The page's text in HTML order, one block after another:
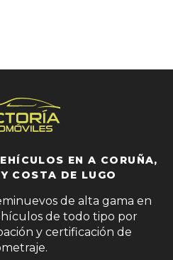
EN A CORUÑA,
COSTA DE LUGO
de alta gama en
de todo tipo por
y certificación de